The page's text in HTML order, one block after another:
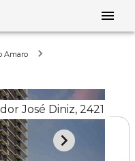
Amaro
José Diniz, 2421